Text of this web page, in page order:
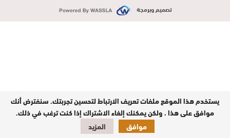
تصميم وبرمجة
يستخدم هذا الموقع ملفات تعريف الارتباط لتحسين تجربتك. سنفترض أنك
موافق على هذا ، ولكن يمكنك إلغاء الاشتراك إذا كنت ترغب في ذلك.
موافق
المزيد